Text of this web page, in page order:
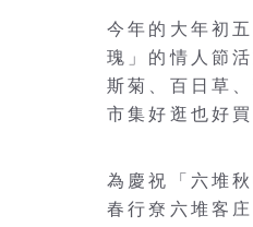
今年的大年初
瑰」的情人節
斯菊、百日草
市集好逛也好買
為慶祝「六堆
春行尞六堆客